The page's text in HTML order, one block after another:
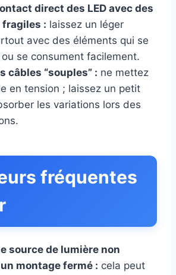
direct des LED avec des
: laissez un léger
avec des éléments qui se
se consument facilement.
câbles “souples” : ne mettez
en tension ; laissez un petit
les variations lors des
fréquentes
source de lumière non
montage fermé : cela peut